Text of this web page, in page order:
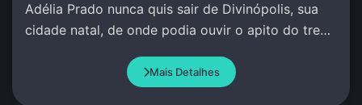
Adélia Prado nunca quis sair de Divinópolis, sua
cidade natal, de onde podia ouvir o apito do trem
Mais Detalhes